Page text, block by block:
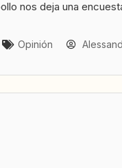
nos deja una
Opinión